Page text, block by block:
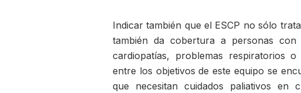
Indicar también que el ESCP no sólo
también da cobertura a personas
cardiopatías, problemas respiratorios
entre los objetivos de este equipo se
que necesitan cuidados paliativos